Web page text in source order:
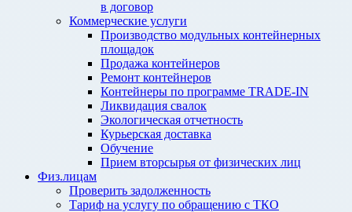
в договор
Коммерческие услуги
Производство модульных контейнерных
площадок
Продажа контейнеров
Ремонт контейнеров
Контейнеры по программе TRADE-IN
Ликвидация свалок
Экологическая отчетность
Курьерская доставка
Обучение
Прием вторсырья от физических лиц
Физ.лицам
Проверить задолженность
Тариф на услугу по обращению с ТКО